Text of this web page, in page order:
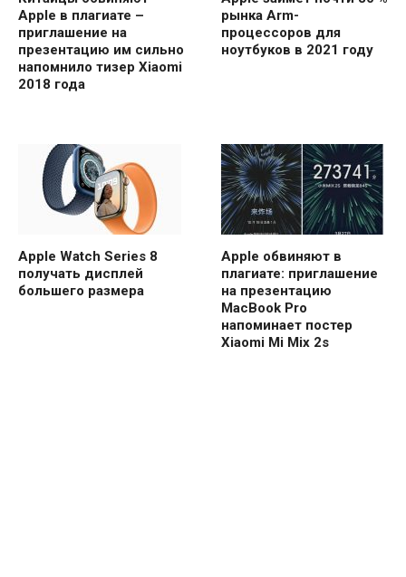
Apple в плагиате –
приглашение на
презентацию им сильно
напомнило тизер Xiaomi
2018 года
рынка Arm-
процессоров для
ноутбуков в 2021 году
Apple Watch Series 8
получать дисплей
большего размера
Apple обвиняют в
плагиате: приглашение
на презентацию
MacBook Pro
напоминает постер
Xiaomi Mi Mix 2s